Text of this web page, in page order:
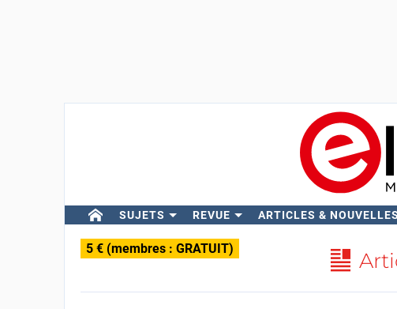
SUJETS REVUE ARTICLES & NOUVELLES
5 € (membres : GRATUIT)